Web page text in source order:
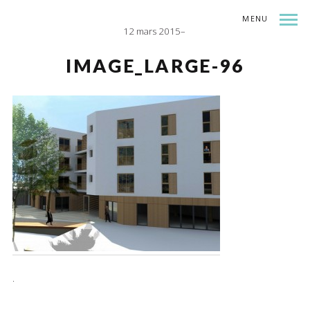
MENU
12 mars 2015
IMAGE_LARGE-96
.